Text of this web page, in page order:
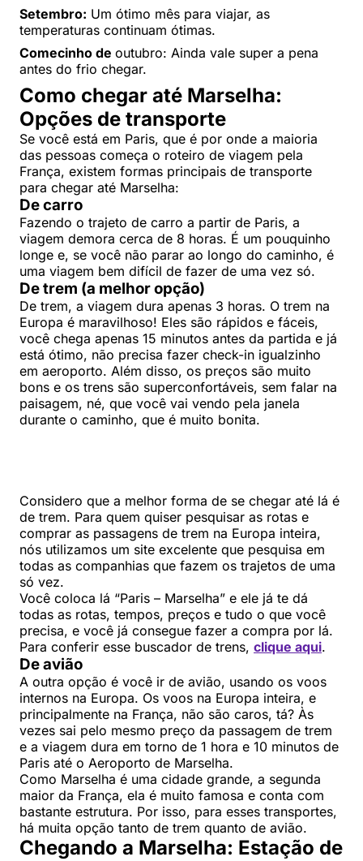
Setembro: Um ótimo mês para viajar, as
temperaturas continuam ótimas.
Comecinho de outubro: Ainda vale super a pena
antes do frio chegar.
Como chegar até Marselha:
Opções de transporte
Se você está em Paris, que é por onde a maioria
das pessoas começa o roteiro de viagem pela
França, existem formas principais de transporte
para chegar até Marselha:
De carro
Fazendo o trajeto de carro a partir de Paris, a
viagem demora cerca de 8 horas. É um pouquinho
longe e, se você não parar ao longo do caminho, é
uma viagem bem difícil de fazer de uma vez só.
De trem (a melhor opção)
De trem, a viagem dura apenas 3 horas. O trem na
Europa é maravilhoso! Eles são rápidos e fáceis,
você chega apenas 15 minutos antes da partida e já
está ótimo, não precisa fazer check-in igualzinho
em aeroporto. Além disso, os preços são muito
bons e os trens são superconfortáveis, sem falar na
paisagem, né, que você vai vendo pela janela
durante o caminho, que é muito bonita.
Considero que a melhor forma de se chegar até lá é
de trem. Para quem quiser pesquisar as rotas e
comprar as passagens de trem na Europa inteira,
nós utilizamos um site excelente que pesquisa em
todas as companhias que fazem os trajetos de uma
só vez.
Você coloca lá “Paris – Marselha” e ele já te dá
todas as rotas, tempos, preços e tudo o que você
precisa, e você já consegue fazer a compra por lá.
Para conferir esse buscador de trens, clique aqui.
De avião
A outra opção é você ir de avião, usando os voos
internos na Europa. Os voos na Europa inteira, e
principalmente na França, não são caros, tá? Às
vezes sai pelo mesmo preço da passagem de trem
e a viagem dura em torno de 1 hora e 10 minutos de
Paris até o Aeroporto de Marselha.
Como Marselha é uma cidade grande, a segunda
maior da França, ela é muito famosa e conta com
bastante estrutura. Por isso, para esses transportes,
há muita opção tanto de trem quanto de avião.
Chegando a Marselha: Estação de